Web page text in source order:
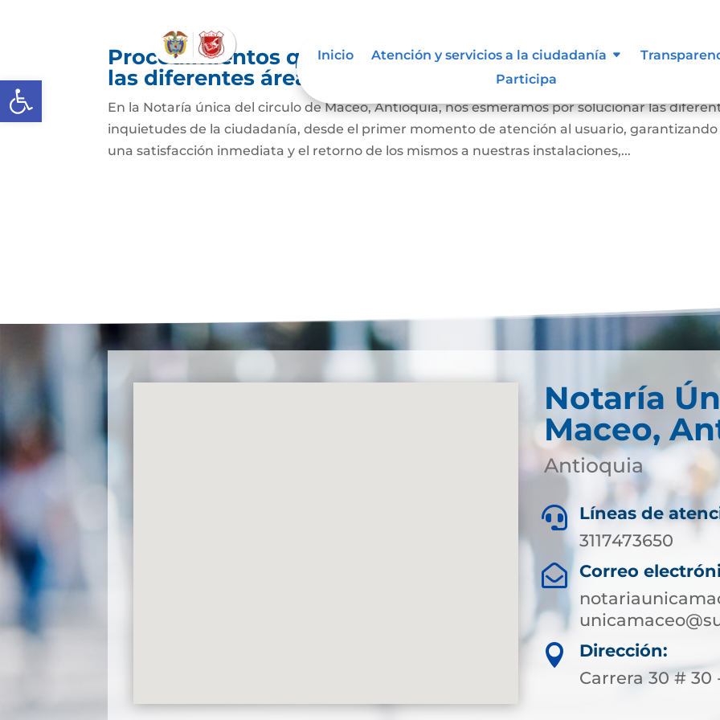
Abrir barra de herramientas
Inicio Atención y servicios a la ciudadanía
Participa
Procedimientos que se siguen para tomar decisiones en
las diferentes áreas
En la Notaría única del circulo de Maceo, Antioquia, nos esmeramos por solucionar las
inquietudes de la ciudadanía, desde el primer momento de atención al usuario, garantizando
una satisfacción inmediata y el retorno de los mismos a nuestras instalaciones,...
Notaría
Maceo,
Antioquia

Líneas de
3117473650

Correo

Dirección:
Carrera 30 # 30